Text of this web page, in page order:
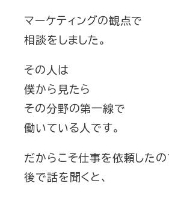
マーケティングの観点で
相談をしました。
その人は
僕から見たら
その分野の第一線で
働いている人です。
だからこそ仕事を依頼したの
後で話を聞くと、